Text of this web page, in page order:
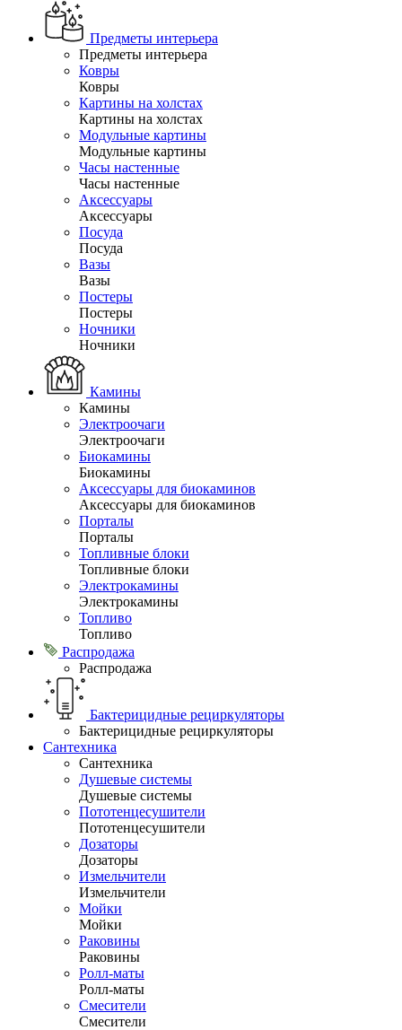
Предметы интерьера
Предметы интерьера
Ковры
Ковры
Картины на холстах
Картины на холстах
Модульные картины
Модульные картины
Часы настенные
Часы настенные
Аксессуары
Аксессуары
Посуда
Посуда
Вазы
Вазы
Постеры
Постеры
Ночники
Ночники
Камины
Камины
Электроочаги
Электроочаги
Биокамины
Биокамины
Аксессуары для биокаминов
Аксессуары для биокаминов
Порталы
Порталы
Топливные блоки
Топливные блоки
Электрокамины
Электрокамины
Топливо
Топливо
Распродажа
Распродажа
Бактерицидные рециркуляторы
Бактерицидные рециркуляторы
Сантехника
Сантехника
Душевые системы
Душевые системы
Пототенцесушители
Пототенцесушители
Дозаторы
Дозаторы
Измельчители
Измельчители
Мойки
Мойки
Раковины
Раковины
Ролл-маты
Ролл-маты
Смесители
Смесители